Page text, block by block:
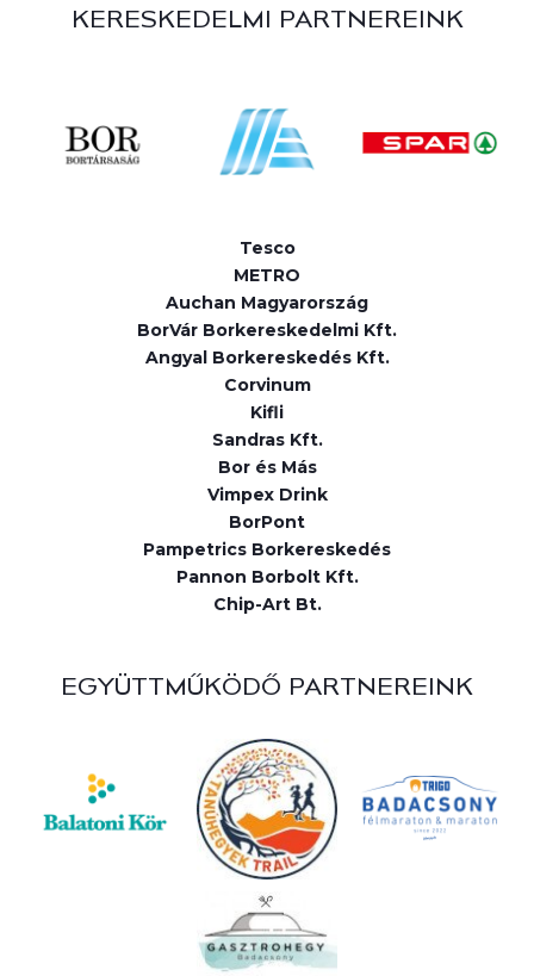
KERESKEDELMI PARTNEREINK
Tesco
METRO
Auchan Magyarország
BorVár Borkereskedelmi Kft.
Angyal Borkereskedés Kft.
Corvinum
Kifli
Sandras Kft.
Bor és Más
Vimpex Drink
BorPont
Pampetrics Borkereskedés
Pannon Borbolt Kft.
Chip-Art Bt.
EGYÜTTMŰKÖDŐ PARTNEREINK